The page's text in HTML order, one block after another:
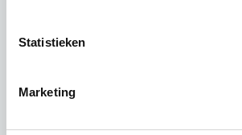
Statistieken
Marketing